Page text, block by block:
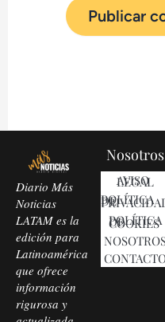
Diario Más
Noticias
LATAM es la
edición para
Latinoamérica
que ofrece
información
rigurosa y
Nosotros
AVISO LEGAL
POLÍTICA DE
POLÍTICA DE COOKIES